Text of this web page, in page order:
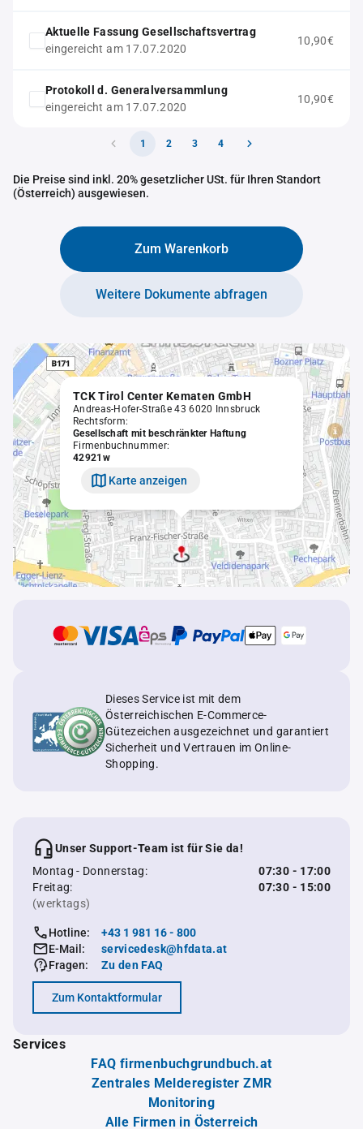
Aktuelle Fassung Gesellschaftsvertrag
eingereicht am 17.07.2020
10,90€
Protokoll d. Generalversammlung
eingereicht am 17.07.2020
10,90€
1 2 3 4
Die Preise sind inkl. 20% gesetzlicher USt. für Ihren Standort
(Österreich) ausgewiesen.
Zum Warenkorb
Weitere Dokumente abfragen
TCK Tirol Center Kematen GmbH
Andreas-Hofer-Straße 43 6020 Innsbruck
Rechtsform:
Gesellschaft mit beschränkter Haftung
Firmenbuchnummer:
42921w
Karte anzeigen
Dieses Service ist mit dem
Österreichischen E-Commerce-
Gütezeichen ausgezeichnet und garantiert
Sicherheit und Vertrauen im Online-
Shopping.
Unser Support-Team ist für Sie da!
Montag - Donnerstag:
07:30 - 17:00
Freitag:
07:30 - 15:00
(werktags)
Hotline:
+43 1 981 16 - 800
E-Mail:
servicedesk@hfdata.at
Fragen:
Zu den FAQ
Zum Kontaktformular
Services
FAQ firmenbuchgrundbuch.at
Zentrales Melderegister ZMR
Monitoring
Alle Firmen in Österreich